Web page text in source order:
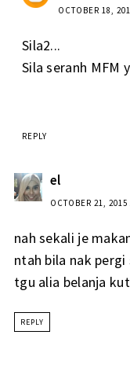
OCTOBER 18,
Sila2...
Sila seranh MFM
REPLY
el
OCTOBER 21, 2015
nah sekali je
ntah bila nak pergi
tgu alia belanja
REPLY